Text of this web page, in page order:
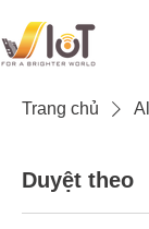
Trang chủ
Duyệt theo